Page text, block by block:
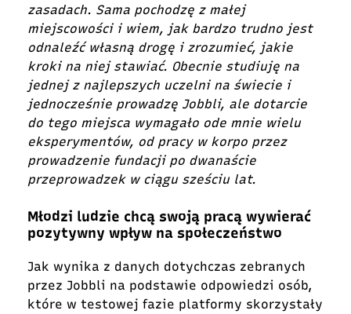
zasadach. Sama pochodzę z małej
miejscowości i wiem, jak bardzo trudno jest
odnaleźć własną drogę i zrozumieć, jakie
kroki na niej stawiać. Obecnie studiuję na
jednej z najlepszych uczelni na świecie i
jednocześnie prowadzę Jobbli, ale dotarcie
do tego miejsca wymagało ode mnie wielu
eksperymentów, od pracy w korpo przez
prowadzenie fundacji po dwanaście
przeprowadzek w ciągu sześciu lat.
Młodzi ludzie chcą swoją pracą wywierać
pozytywny wpływ na społeczeństwo
Jak wynika z danych dotychczas zebranych
przez Jobbli na podstawie odpowiedzi osób,
które w testowej fazie platformy skorzystały